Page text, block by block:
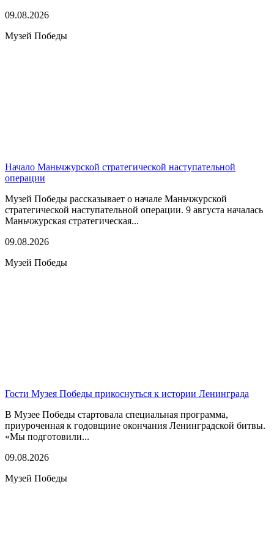
09.08.2026
Музей Победы
Начало Маньчжурской стратегической наступательной
операции
Музей Победы рассказывает о начале Маньчжурской
стратегической наступательной операции. 9 августа началась
Маньчжурская стратегическая...
09.08.2026
Музей Победы
Гости Музея Победы прикоснуться к истории Ленинграда
В Музее Победы стартовала специальная программа,
приуроченная к годовщине окончания Ленинградской битвы.
«Мы подготовили...
09.08.2026
Музей Победы